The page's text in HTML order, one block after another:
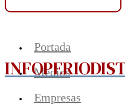
Portada
Medios
Empresas